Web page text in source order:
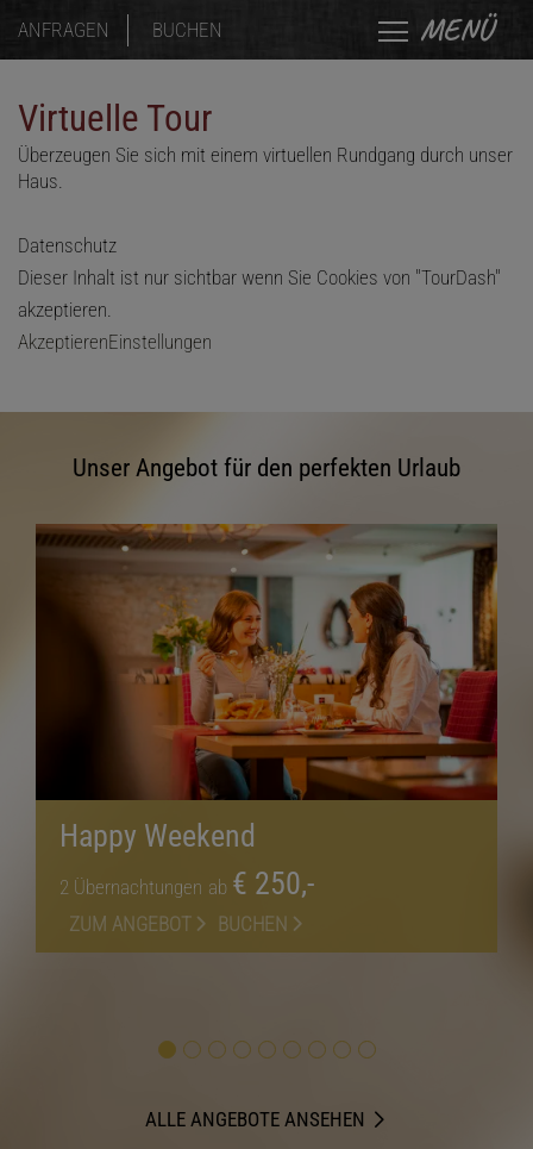
ANFRAGEN BUCHEN MENÜ
Virtuelle Tour
Überzeugen Sie sich mit einem virtuellen Rundgang durch unser
Haus.
Datenschutz
Dieser Inhalt ist nur sichtbar wenn Sie Cookies von "TourDash"
akzeptieren.
AkzeptierenEinstellungen
Unser Angebot für den perfekten Urlaub
Happy Weekend
2 Übernachtungen ab € 250,-
ZUM ANGEBOT BUCHEN
ALLE ANGEBOTE ANSEHEN